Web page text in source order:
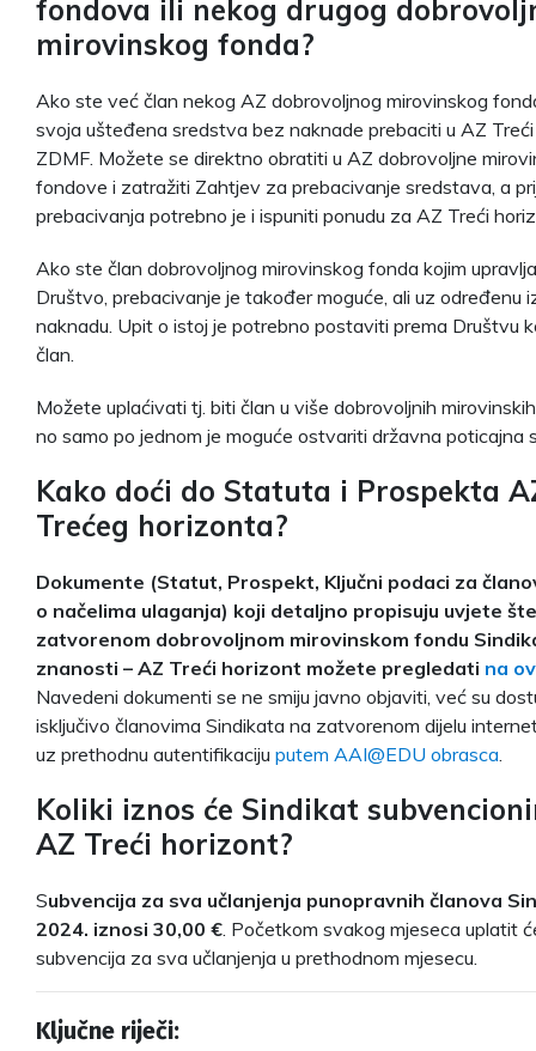
fondova ili nekog drugog
mirovinskog fonda?
Ako ste već član nekog AZ dobrovoljnog mirovinskog
svoja ušteđena sredstva bez naknade prebaciti u AZ
ZDMF. Možete se direktno obratiti u AZ dobrovoljne
fondove i zatražiti Zahtjev za prebacivanje sredstava, a
prebacivanja potrebno je i ispuniti ponudu za AZ Treći
Ako ste član dobrovoljnog mirovinskog fonda kojim
Društvo, prebacivanje je također moguće, ali uz određenu
naknadu. Upit o istoj je potrebno postaviti prema Društvu
član.
Možete uplaćivati tj. biti član u više dobrovoljnih
no samo po jednom je moguće ostvariti državna poticajna
Kako doći do Statuta i Prospekta
Trećeg horizonta?
Dokumente (Statut, Prospekt, Ključni podaci za
o načelima ulaganja) koji detaljno propisuju uvjete
zatvorenom dobrovoljnom mirovinskom fondu
znanosti – AZ Treći horizont možete pregledati na
Navedeni dokumenti se ne smiju javno objaviti, već su
isključivo članovima Sindikata na zatvorenom dijelu
uz prethodnu autentifikaciju putem AAI@EDU obrasca
Koliki iznos će Sindikat
AZ Treći horizont?
Subvencija za sva učlanjenja punopravnih članova
2024. iznosi 30,00 € . Početkom svakog mjeseca uplatit
subvencija za sva učlanjenja u prethodnom mjesecu.
Ključne riječi: